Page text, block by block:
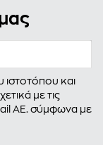
ιστοτόπου και
με τις
AE. σύμφωνα με